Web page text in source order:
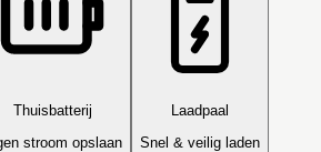
Thuisbatterij
stroom opslaan
Laadpaal
Snel & veilig laden